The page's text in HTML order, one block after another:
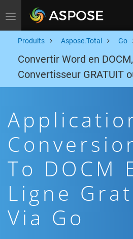
Toggle navigation
Produits Aspose.Total Go
Convertir Word en
Convertisseur GRATUIT
To DOCM
Ligne
Via Go